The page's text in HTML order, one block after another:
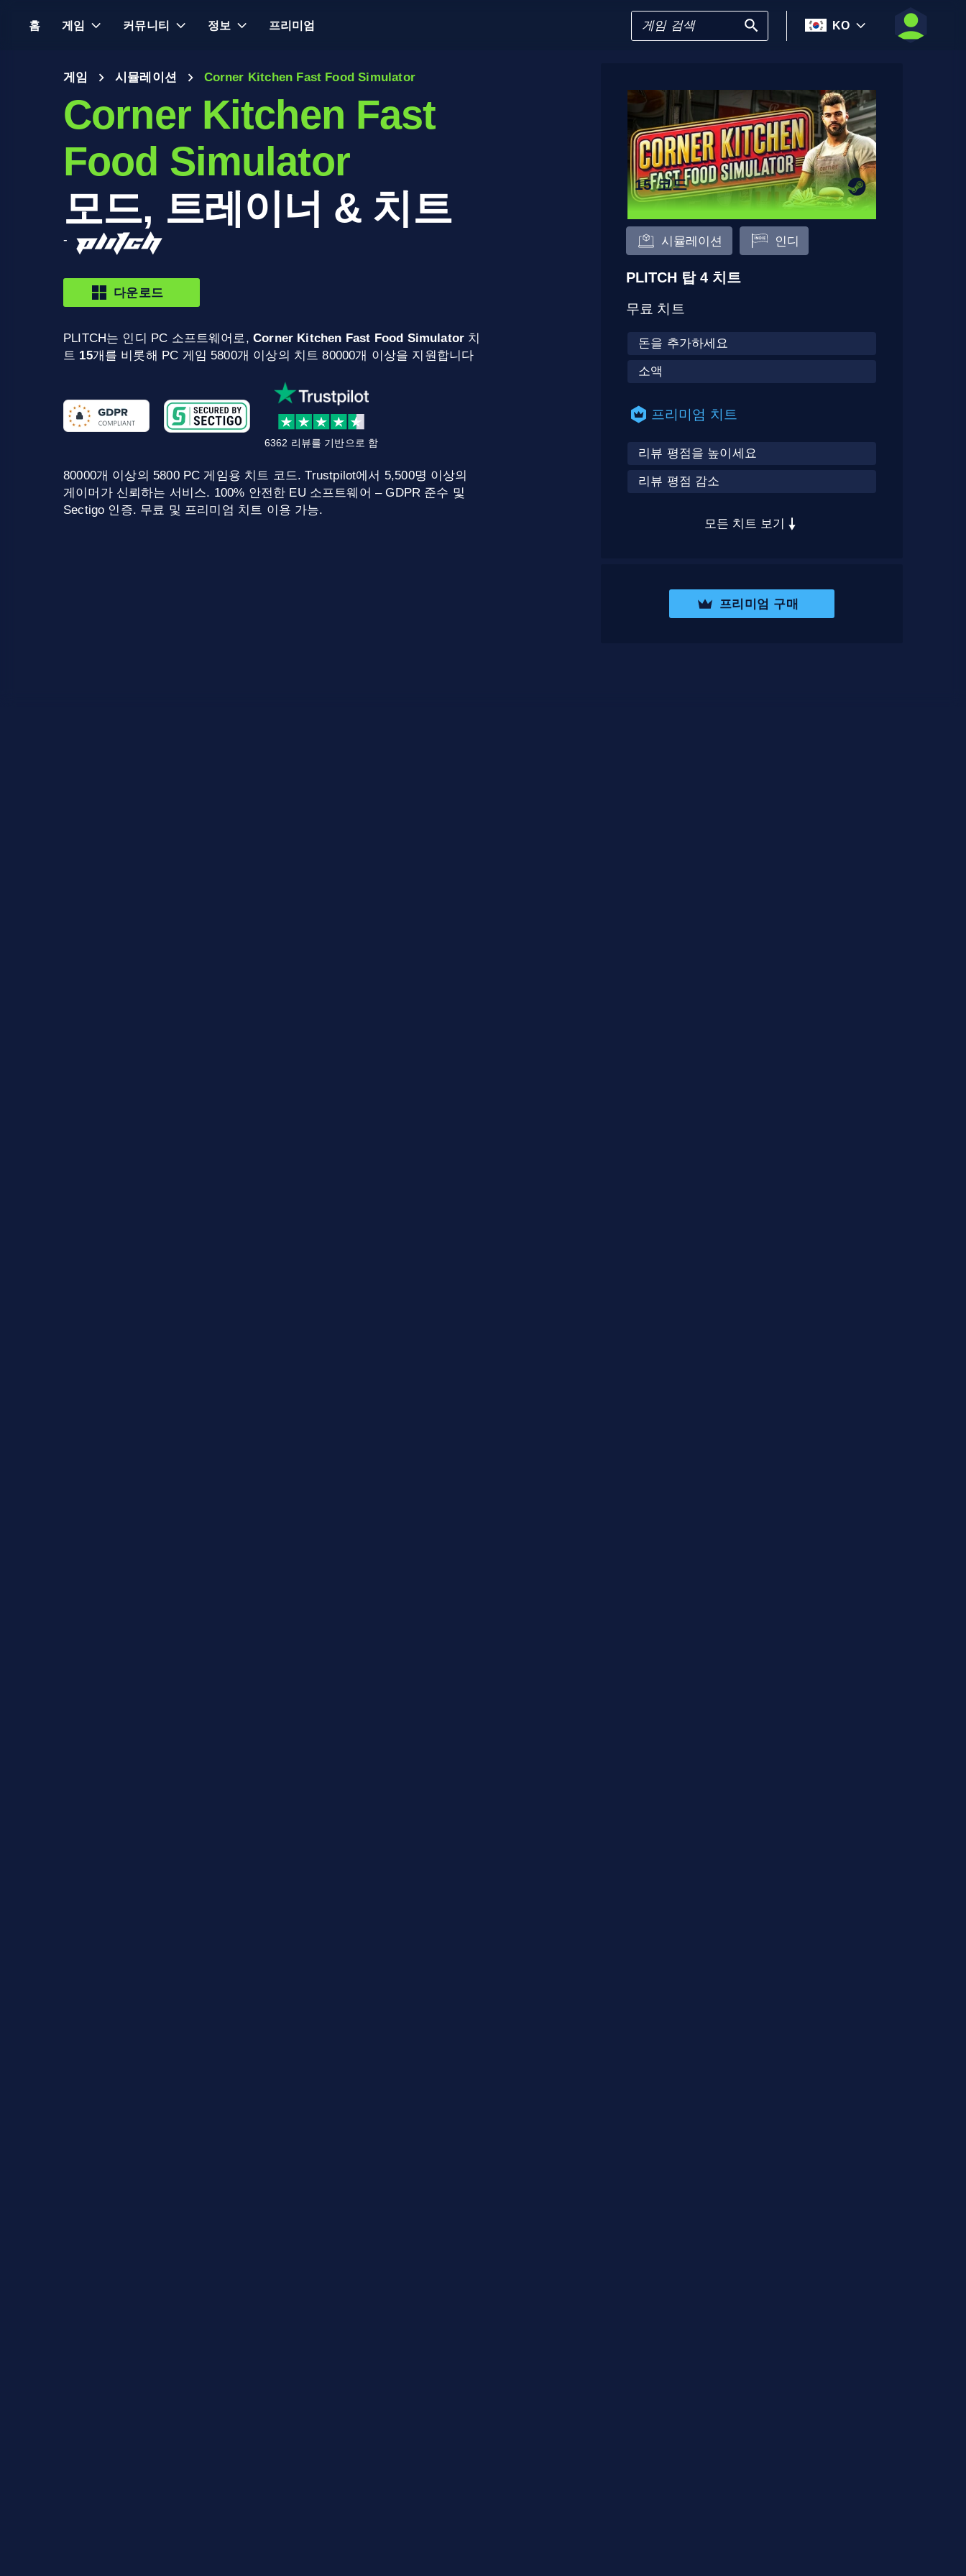
홈 게임 커뮤니티 정보 프리미엄 KO
게임 시뮬레이션 Corner Kitchen Fast Food Simulator
Corner Kitchen Fast
Food Simulator
모드, 트레이너 & 치트
-
다운로드
PLITCH는 인디 PC 소프트웨어로,Corner Kitchen Fast Food Simulator 치
트 15개를 비롯해 PC 게임 5800개 이상의 치트 80000개 이상을 지원합니다
6362 리뷰를 기반으로 함
80000개 이상의 5800 PC 게임용 치트 코드. Trustpilot에서 5,500명 이상의
게이머가 신뢰하는 서비스. 100% 안전한 EU 소프트웨어 – GDPR 준수 및
Sectigo 인증. 무료 및 프리미엄 치트 이용 가능.
15 코드
시뮬레이션 인디
PLITCH 탑 4 치트
무료 치트
돈을 추가하세요
소액
프리미엄 치트
리뷰 평점을 높이세요
리뷰 평점 감소
모든 치트 보기
프리미엄 구매